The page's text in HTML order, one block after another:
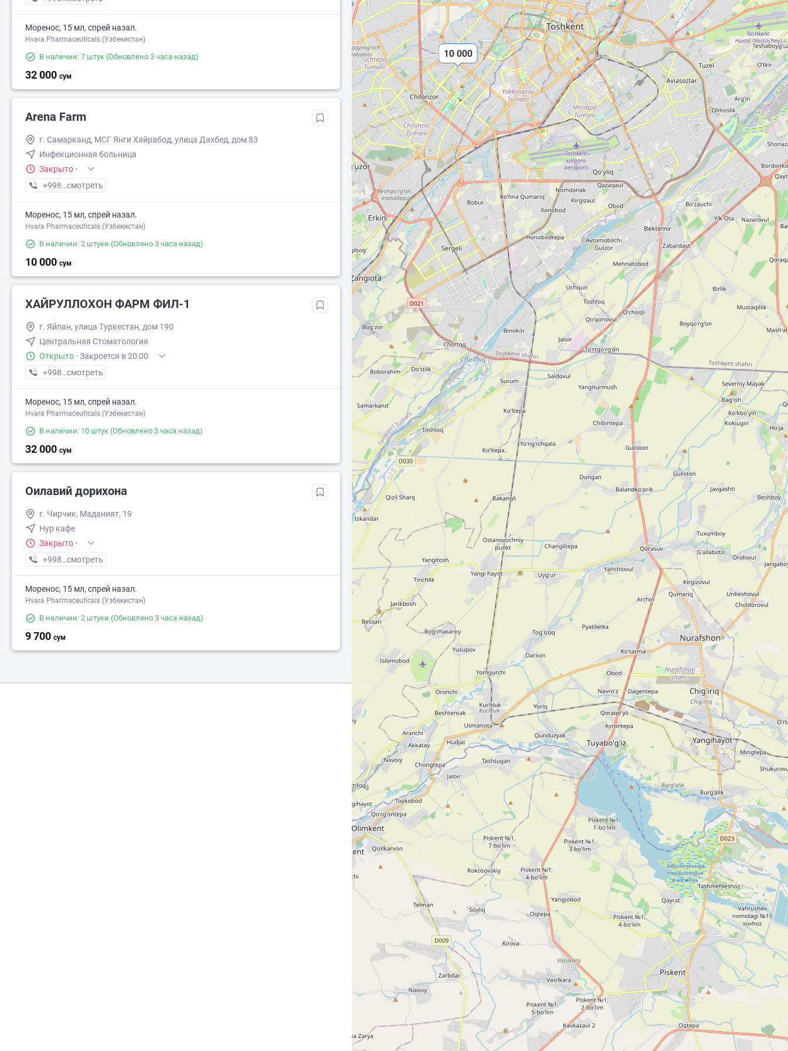
Моренос, 15 мл, спрей назал.
Hvara Pharmaceuticals (Узбекистан)
В наличии: 7 штук (Обновлено 3 часа назад)
32 000 сум
Arena Farm
г. Самарканд, МСГ Янги Хайрабод, улица Дахбед, дом 83
Инфекционная больница
Закрыто ·
+998 (95) XXX-XX-XX
смотреть
Моренос, 15 мл, спрей назал.
Hvara Pharmaceuticals (Узбекистан)
В наличии: 2 штуки (Обновлено 3 часа назад)
10 000 сум
ХАЙРУЛЛОХОН ФАРМ ФИЛ-1
г. Яйпан, улица Туркестан, дом 190
Центральная Стоматология
Открыто · Закроется в 20:00
+998 (91) XXX-XX-XX
смотреть
Моренос, 15 мл, спрей назал.
Hvara Pharmaceuticals (Узбекистан)
В наличии: 10 штук (Обновлено 3 часа назад)
32 000 сум
Оилавий дорихона
г. Чирчик, Маданият, 19
Нур кафе
Закрыто ·
+998 (77) XXX-XX-XX
смотреть
Моренос, 15 мл, спрей назал.
Hvara Pharmaceuticals (Узбекистан)
В наличии: 2 штуки (Обновлено 3 часа назад)
9 700 сум
10 000